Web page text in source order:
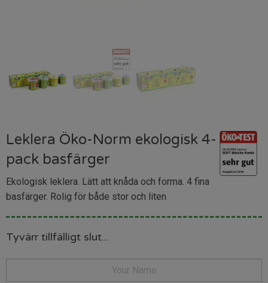
Leklera Öko-Norm ekologisk 4-
pack basfärger
Ekologisk leklera. Lätt att knåda och forma. 4 fina
basfärger. Rolig för både stor och liten
Tyvärr tillfälligt slut...